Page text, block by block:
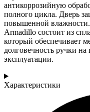
антикоррозийную
полного цикла. Дверь
повышенной
Armadillo состоит из
который обеспечивает
долговечность ручки
эксплуатации.
Характеристики